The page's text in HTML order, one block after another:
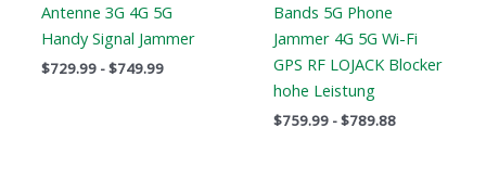
Antenne 3G 4G 5G
Handy Signal Jammer
$729.99 -$749.99
Bands 5G Phone
Jammer 4G 5G Wi-Fi
GPS RF LOJACK Blocker
hohe Leistung
$759.99 -$789.88